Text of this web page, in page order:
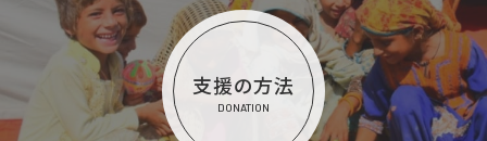
支援の方法
DONATION